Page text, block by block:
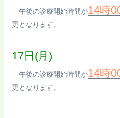
午後の診療開始時間が14時
更となります。
17日(月)
午後の診療開始時間が14時
更となります。